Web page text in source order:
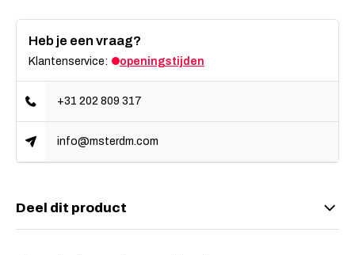
Heb je een vraag?
Klantenservice: openingstijden
+31 202 809 317
info@msterdm.com
Deel dit product